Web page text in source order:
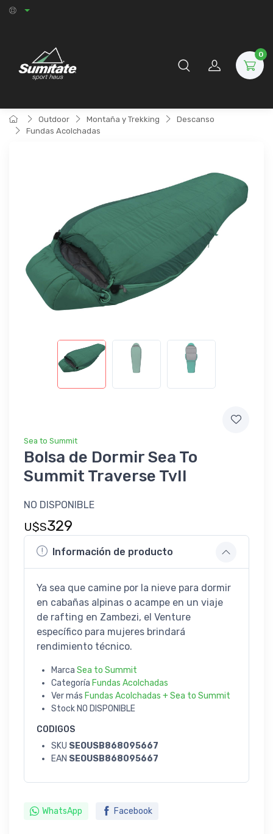
0
Outdoor Montaña y Trekking
Descanso
Fundas Acolchadas
Sea to Summit
Bolsa de Dormir Sea To
Summit Traverse TvII
NO DISPONIBLE
U$S329
Información de producto
Ya sea que camine por la nieve para dormir
en cabañas alpinas o acampe en un viaje
de rafting en Zambezi, el Venture
específico para mujeres brindará
rendimiento técnico.
Marca Sea to Summit
Categoría Fundas Acolchadas
Ver más Fundas Acolchadas + Sea to Summit
Stock NO DISPONIBLE
CODIGOS
SKU SEOUSB868095667
EAN SEOUSB868095667
WhatsApp Facebook